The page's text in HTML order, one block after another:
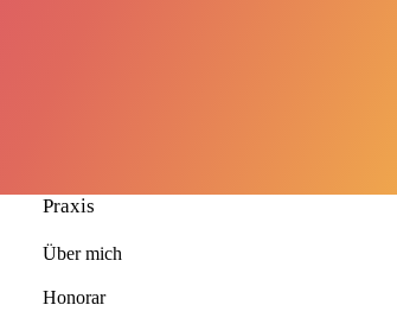
Praxis
Über mich
Honorar